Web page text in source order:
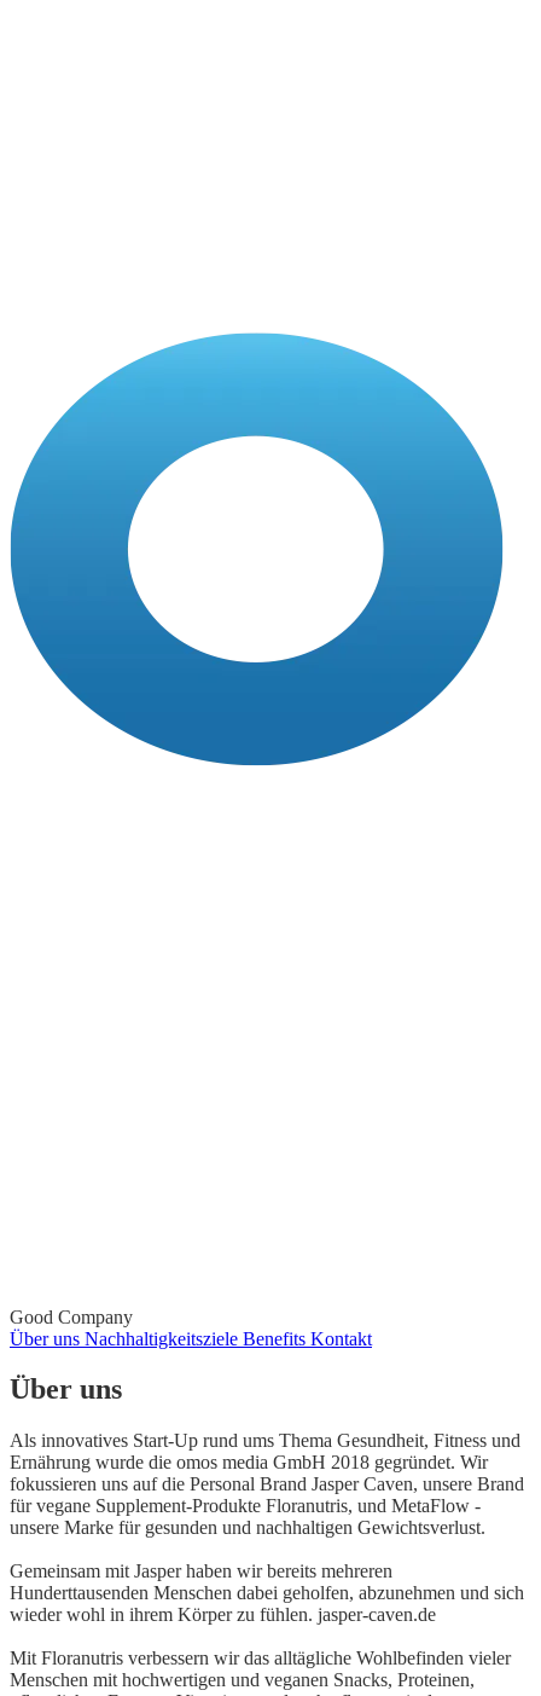
Good Company
Über uns Nachhaltigkeitsziele Benefits Kontakt
Über uns
Als innovatives Start-Up rund ums Thema Gesundheit, Fitness und
Ernährung wurde die omos media GmbH 2018 gegründet. Wir
fokussieren uns auf die Personal Brand Jasper Caven, unsere Brand
für vegane Supplement-Produkte Floranutris, und MetaFlow -
unsere Marke für gesunden und nachhaltigen Gewichtsverlust.
Gemeinsam mit Jasper haben wir bereits mehreren
Hunderttausenden Menschen dabei geholfen, abzunehmen und sich
wieder wohl in ihrem Körper zu fühlen. jasper-caven.de
Mit Floranutris verbessern wir das alltägliche Wohlbefinden vieler
Menschen mit hochwertigen und veganen Snacks, Proteinen,